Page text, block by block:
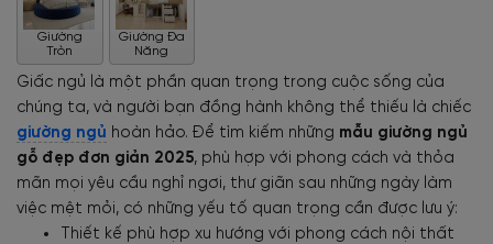
Giường
Tròn
Giường Đa
Năng
Giấc ngủ là một phần quan trọng trong cuộc sống của
chúng ta, và người bạn đồng hành không thể thiếu là chiếc
giường ngủ hoàn hảo. Để tìm kiếm những mẫu giường ngủ
gỗ đẹp đơn giản 2025, phù hợp với phong cách và thỏa
mãn mọi yêu cầu nghỉ ngơi, thư giãn sau những ngày làm
việc mệt mỏi, có những yếu tố quan trọng cần được lưu ý:
Thiết kế phù hợp xu hướng với phong cách nội thất